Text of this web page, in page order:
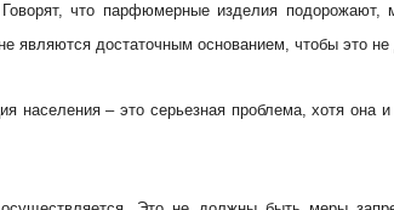
что парфюмерные изделия
являются достаточным основанием, чтобы это не
населения – это серьезная проблема, хотя она